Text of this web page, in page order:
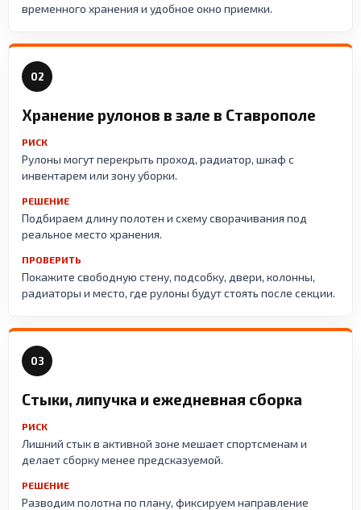
временного хранения и удобное окно приемки.
02
Хранение рулонов в зале в Ставрополе
РИСК
Рулоны могут перекрыть проход, радиатор, шкаф с
инвентарем или зону уборки.
РЕШЕНИЕ
Подбираем длину полотен и схему сворачивания под
реальное место хранения.
ПРОВЕРИТЬ
Покажите свободную стену, подсобку, двери, колонны,
радиаторы и место, где рулоны будут стоять после секции.
03
Стыки, липучка и ежедневная сборка
РИСК
Лишний стык в активной зоне мешает спортсменам и
делает сборку менее предсказуемой.
РЕШЕНИЕ
Разводим полотна по плану, фиксируем направление